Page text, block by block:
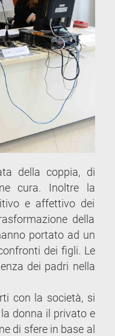
della coppia, di
cura. Inoltre la
e affettivo dei
della
portato ad un
dei figli. Le
dei padri nella
con la società, si
donna il privato e
di sfere in base al